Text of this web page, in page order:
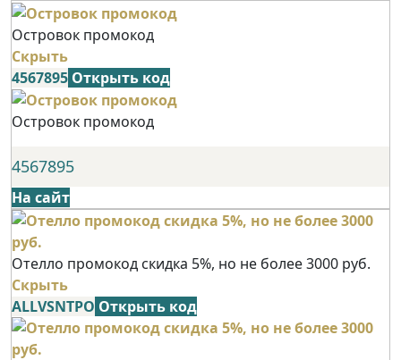
Островок промокод
Скрыть
4567895 Открыть код
Островок промокод
4567895
На сайт
Отелло промокод скидка 5%, но не более 3000 руб.
Скрыть
ALLVSNTPO Открыть код